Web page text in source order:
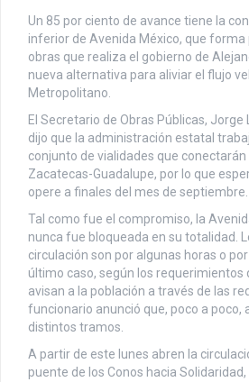
Un 85 por ciento de avance tiene la
inferior de Avenida México, que
obras que realiza el gobierno de
nueva alternativa para aliviar el flujo
Metropolitano.
El Secretario de Obras Públicas, Jorge
dijo que la administración estatal
conjunto de vialidades que
Zacatecas-Guadalupe, por lo que
opere a finales del mes de septiembre.
Tal como fue el compromiso, la
nunca fue bloqueada en su totalidad.
circulación son por algunas horas o
último caso, según los requerimientos
avisan a la población a través de las
funcionario anunció que, poco a poco,
distintos tramos.
A partir de este lunes abren la
puente de los Conos hacia Solidaridad,